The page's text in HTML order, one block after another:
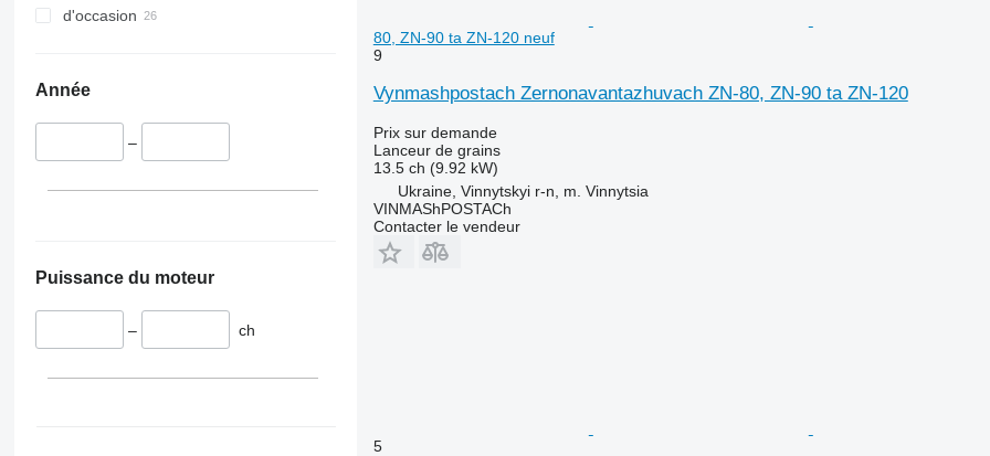
d'occasion
Année
–
Puissance du moteur
– ch
80, ZN-90 ta ZN-120 neuf
9
Vynmashpostach Zernonavantazhuvach ZN-80, ZN-90 ta ZN-120
Prix sur demande
Lanceur de grains
13.5 ch (9.92 kW)
Ukraine, Vinnytskyi r-n, m. Vinnytsia
VINMAShPOSTACh
Contacter le vendeur
5